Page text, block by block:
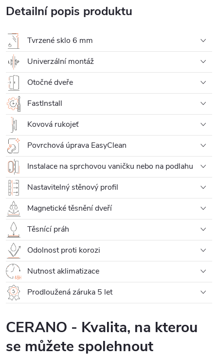
Detailní popis produktu
Tvrzené sklo 6 mm
Univerzální montáž
Otočné dveře
FastInstall
Kovová rukojeť
Povrchová úprava EasyClean
Instalace na sprchovou vaničku nebo na podlahu
Nastavitelný stěnový profil
Magnetické těsnění dveří
Těsnící práh
Odolnost proti korozi
Nutnost aklimatizace
Prodloužená záruka 5 let
CERANO - Kvalita, na kterou
se můžete spolehnout